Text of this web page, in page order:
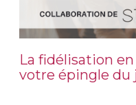
La fidélisation
votre épingle du